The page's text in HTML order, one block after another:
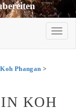
Phangan >
KOH